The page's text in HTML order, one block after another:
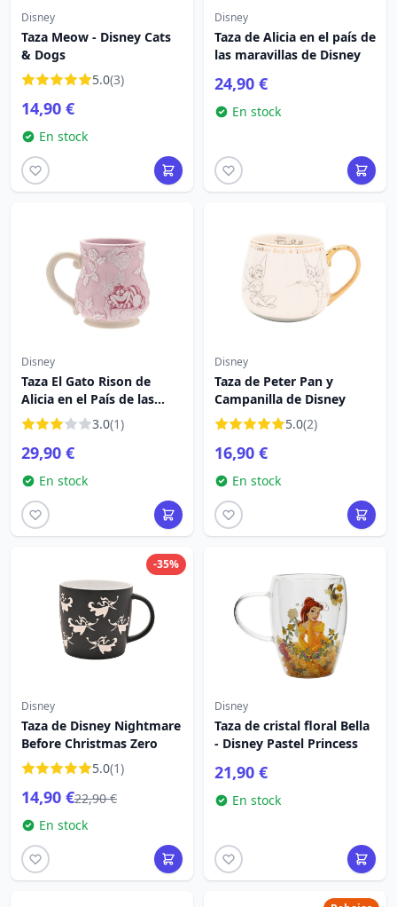
Disney
Taza Meow - Disney Cats
& Dogs
5.0(3)
14,90 €
En stock
Disney
Taza de Alicia en el país de
las maravillas de Disney
24,90 €
En stock
Disney
Taza El Gato Rison de
Alicia en el País de las
Maravillas de Disney
3.0(1)
29,90 €
En stock
Disney
Taza de Peter Pan y
Campanilla de Disney
5.0(2)
16,90 €
En stock
-35%
Disney
Taza de Disney Nightmare
Before Christmas Zero
5.0(1)
14,90 €22,90 €
En stock
Disney
Taza de cristal floral Bella
- Disney Pastel Princess
21,90 €
En stock